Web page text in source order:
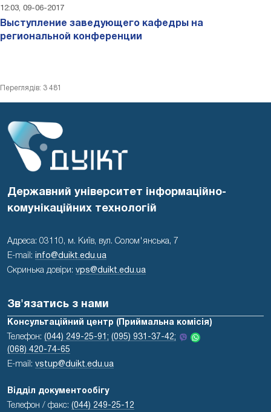
12:03, 09-06-2017
Выступление заведующего кафедры на
региональной конференции
Переглядів: 3 481
Державний університет інформаційно-
комунікаційних технологій
Адреса: 03110, м. Київ, вул. Солом'янська, 7
E-mail:
info@duikt.edu.ua
Скринька довіри: vps@duikt.edu.ua
Зв'язатись з нами
Консультаційний центр (Приймальна комісія)
Телефон: (044) 249-25-91; (095) 931-37-42;
(068) 420-74-65
E-mail: vstup@duikt.edu.ua
Відділ документообігу
Телефон / факс: (044) 249-25-12